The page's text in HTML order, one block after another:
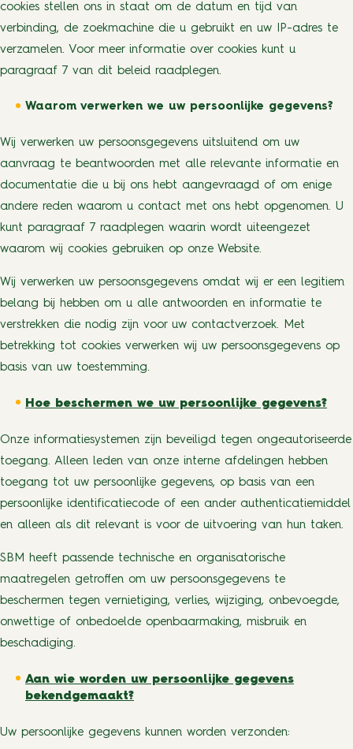
cookies stellen ons in staat om de datum en tijd van
verbinding, de zoekmachine die u gebruikt en uw IP-adres te
verzamelen. Voor meer informatie over cookies kunt u
paragraaf 7 van dit beleid raadplegen.
Waarom verwerken we uw persoonlijke gegevens?
Wij verwerken uw persoonsgegevens uitsluitend om uw
aanvraag te beantwoorden met alle relevante informatie en
documentatie die u bij ons hebt aangevraagd of om enige
andere reden waarom u contact met ons hebt opgenomen. U
kunt paragraaf 7 raadplegen waarin wordt uiteengezet
waarom wij cookies gebruiken op onze Website.
Wij verwerken uw persoonsgegevens omdat wij er een legitiem
belang bij hebben om u alle antwoorden en informatie te
verstrekken die nodig zijn voor uw contactverzoek. Met
betrekking tot cookies verwerken wij uw persoonsgegevens op
basis van uw toestemming.
Hoe beschermen we uw persoonlijke gegevens?
Onze informatiesystemen zijn beveiligd tegen ongeautoriseerde
toegang. Alleen leden van onze interne afdelingen hebben
toegang tot uw persoonlijke gegevens, op basis van een
persoonlijke identificatiecode of een ander authenticatiemiddel
en alleen als dit relevant is voor de uitvoering van hun taken.
SBM heeft passende technische en organisatorische
maatregelen getroffen om uw persoonsgegevens te
beschermen tegen vernietiging, verlies, wijziging, onbevoegde,
onwettige of onbedoelde openbaarmaking, misbruik en
beschadiging.
Aan wie worden uw persoonlijke gegevens
bekendgemaakt?
Uw persoonlijke gegevens kunnen worden verzonden: